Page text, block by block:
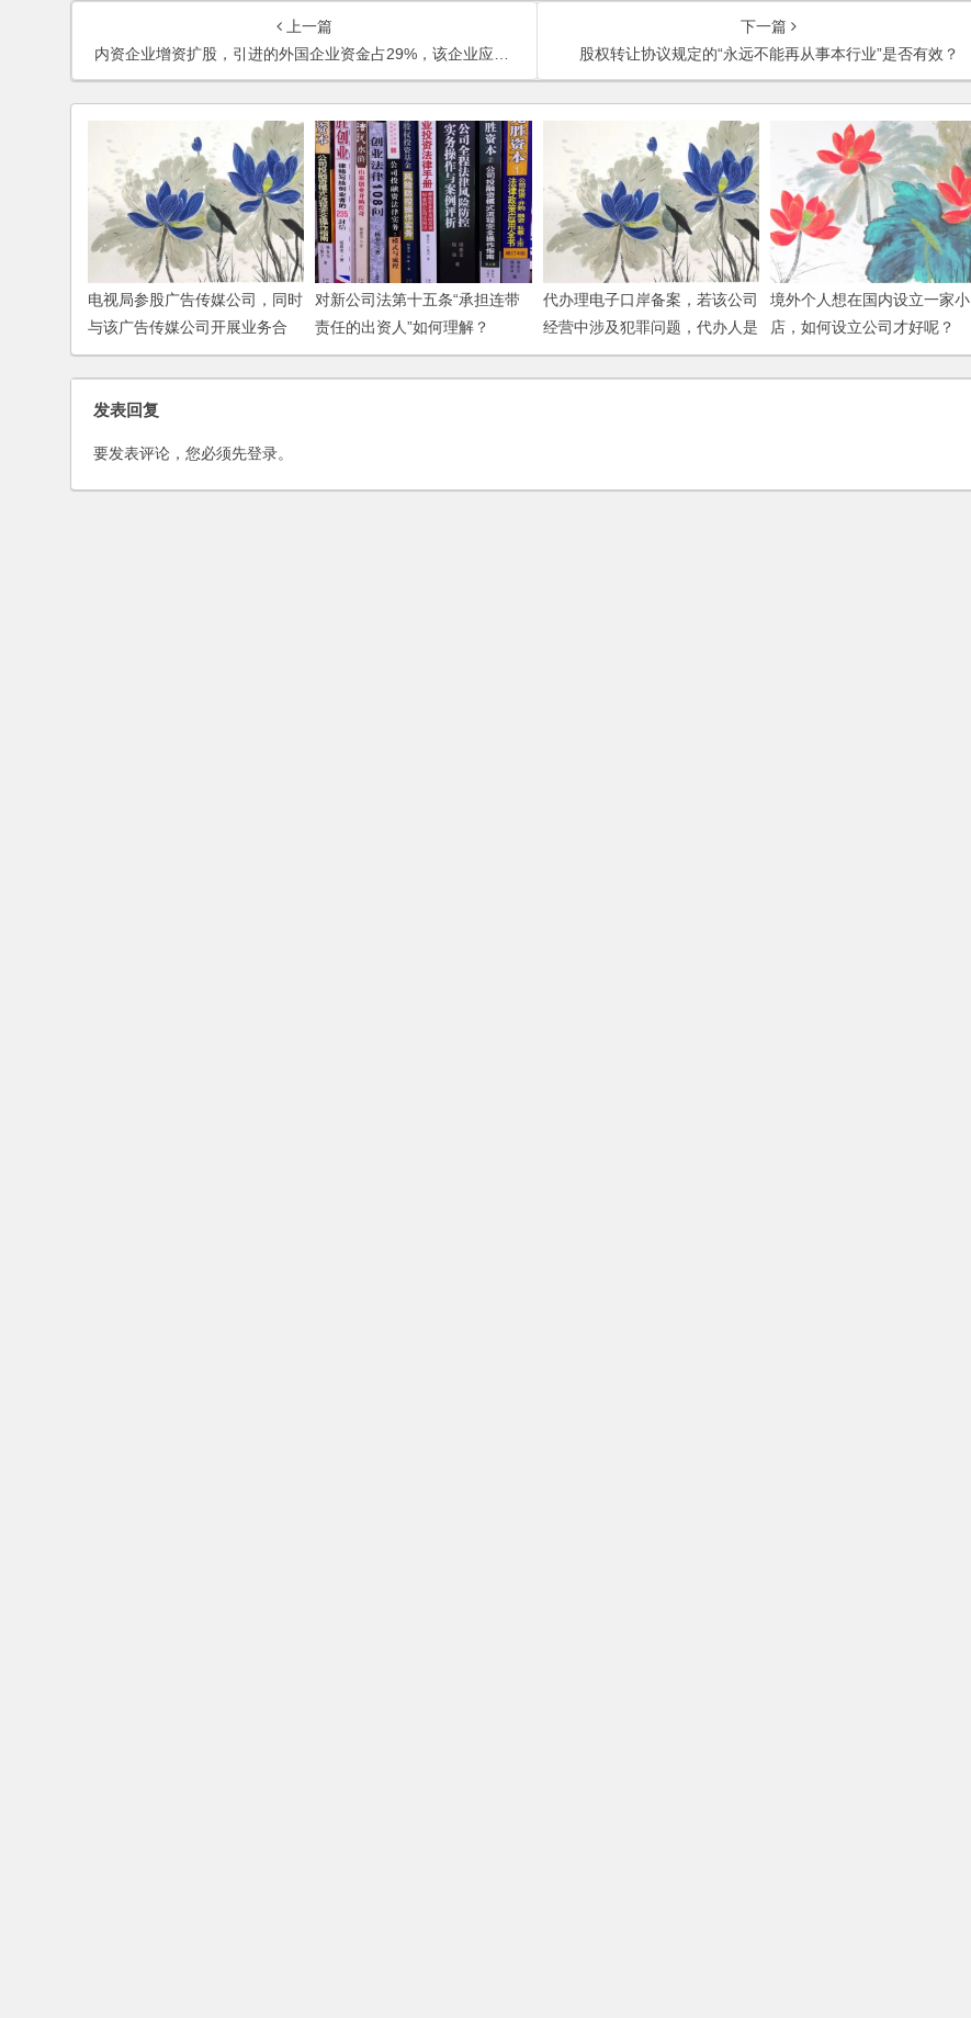
上一篇
内资企业增资扩股，引进的外国企业资金占29%，该企业应当适用内资企业还是外资企业的税务政策？
下一篇
股权转让协议规定的“永远不能再从事本行业”是否有效？
电视局参股广告传媒公司，同时
与该广告传媒公司开展业务合
作，如何签订合同？
对新公司法第十五条“承担连带
责任的出资人”如何理解？
(2006)
代办理电子口岸备案，若该公司
经营中涉及犯罪问题，代办人是
否需要承担责任？
境外个人想在国内设立一家小
店，如何设立公司才好呢？
发表回复
要发表评论，您必须先登录。